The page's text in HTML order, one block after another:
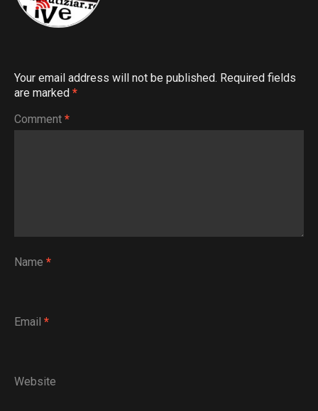
Your email address will not be published. Required fields
are marked *
Comment *
Name *
Email *
Website